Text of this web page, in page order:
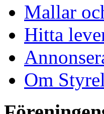
Mallar
Hitta
Om